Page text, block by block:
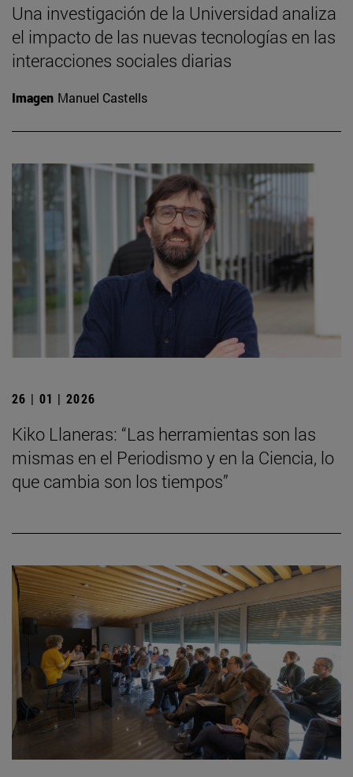
Una investigación de la Universidad analiza
el impacto de las nuevas tecnologías en las
interacciones sociales diarias
Imagen Manuel Castells
26 | 01 | 2026
Kiko Llaneras: “Las herramientas son las
mismas en el Periodismo y en la Ciencia, lo
que cambia son los tiempos”